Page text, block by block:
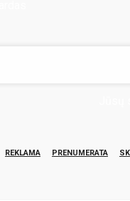
REKLAMA PRENUMERATA